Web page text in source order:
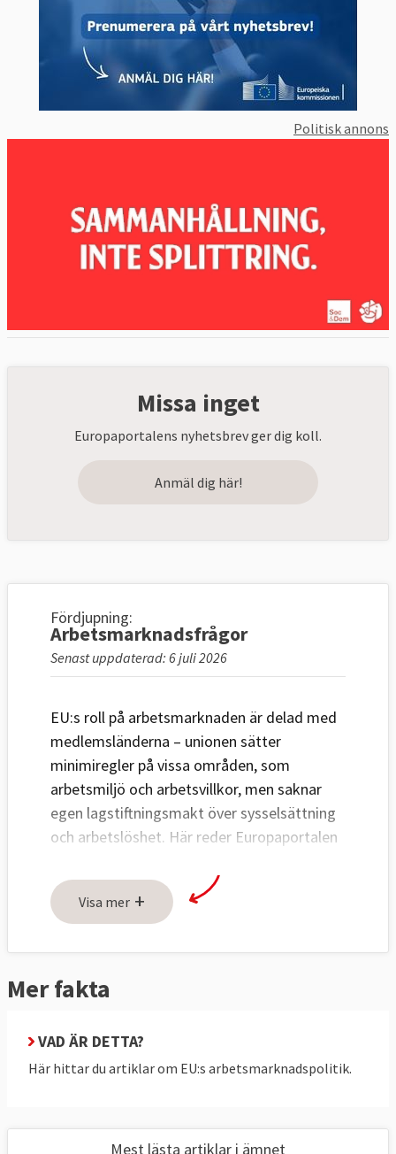
Politisk annons
Missa inget
Europaportalens nyhetsbrev ger dig koll.
Anmäl dig här!
Fördjupning:
Arbetsmarknadsfrågor
Senast uppdaterad: 6 juli 2026
EU:s roll på arbetsmarknaden är delad med
medlemsländerna – unionen sätter
minimiregler på vissa områden, som
arbetsmiljö och arbetsvillkor, men saknar
egen lagstiftningsmakt över sysselsättning
och arbetslöshet. Här reder Europaportalen
sociala pelaren innebär i praktiken, och hur
fack och arbetsgivare kan påverka EU-
Fem frågor och svar om
1. Hur mycket har EU att säga till om på
Det är olika.
Visa mer +
Mer fakta
VAD ÄR DETTA?
Här hittar du artiklar om EU:s arbetsmarknadspolitik.
Mest lästa artiklar i ämnet